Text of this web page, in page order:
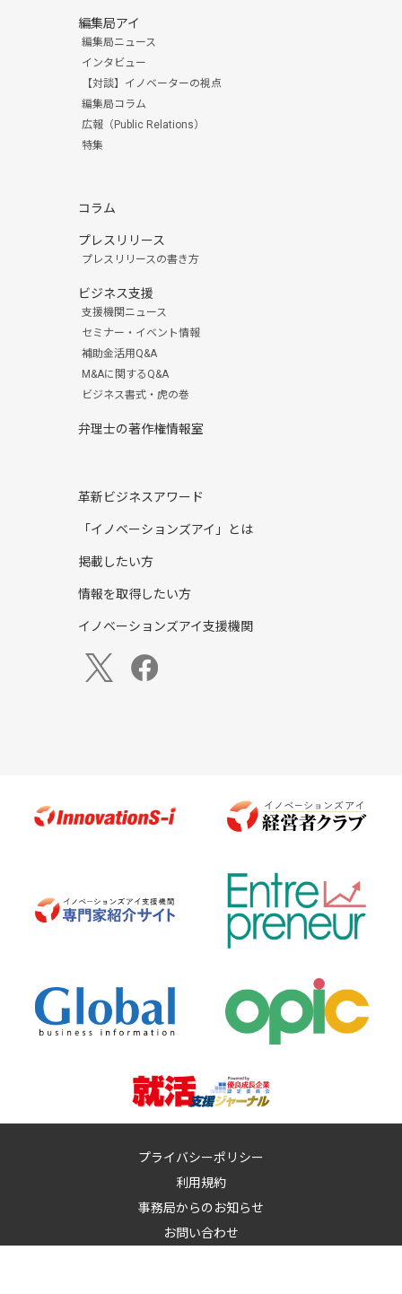
編集局アイ
編集局ニュース
インタビュー
【対談】イノベーターの視点
編集局コラム
広報（Public Relations）
特集
コラム
プレスリリース
プレスリリースの書き方
ビジネス支援
支援機関ニュース
セミナー・イベント情報
補助金活用Q&A
M&Aに関するQ&A
ビジネス書式・虎の巻
弁理士の著作権情報室
革新ビジネスアワード
「イノベーションズアイ」とは
掲載したい方
情報を取得したい方
イノベーションズアイ支援機関
プライバシーポリシー
利用規約
事務局からのお知らせ
お問い合わせ